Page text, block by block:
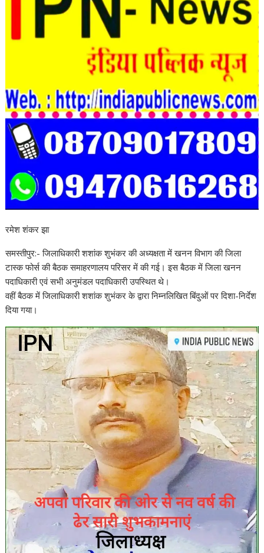
रमेश शंकर झा
समस्तीपुर:- जिलाधिकारी शशांक शुभंकर की अध्यक्षता में खनन विभाग की जिला
टास्क फोर्स की बैठक समाहरणालय परिसर में की गई। इस बैठक में जिला खनन
पदाधिकारी एवं सभी अनुमंडल पदाधिकारी उपस्थित थे।
वहीं बैठक में जिलाधिकारी शशांक शुभंकर के द्वारा निम्नलिखित बिंदुओं पर दिशा-निर्देश
दिया गया।